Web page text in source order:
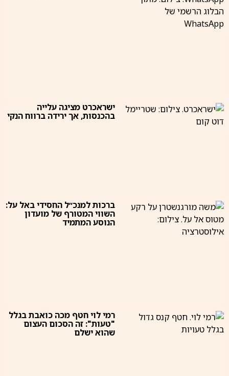
ישראכרט מציגה עלייה
בהכנסות, אך ירידה ברווח הנקי
ברכות למנכ״ל החסידי באל על:
השווי המטורף של מועדון
הנוסע המתמיד
רמי לוי חטף מכה כואבת בגלל
"טעות": זה הסכום העצום
שהוא ישלם